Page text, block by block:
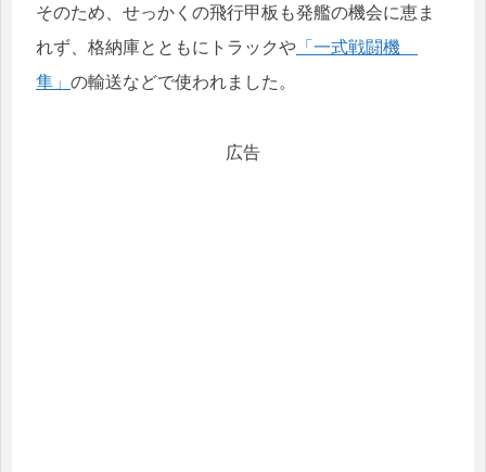
そのため、せっかくの飛行甲板も発艦の機会に恵ま
れず、格納庫とともにトラックや 「一式戦闘機
隼」 の輸送などで使われました。
広告